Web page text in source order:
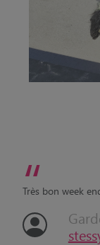
“
Très bon week